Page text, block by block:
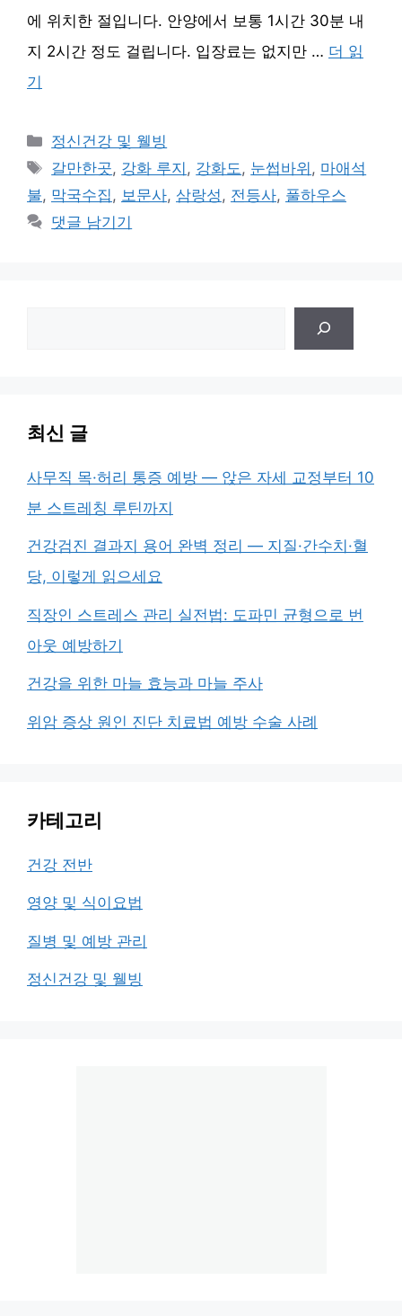
에 위치한 절입니다. 안양에서 보통 1시간 30분 내
지 2시간 정도 걸립니다. 입장료는 없지만 … 더 읽
기
카
테
리
정신건강 및 웰빙
태
그
갈만한곳, 강화 루지 , 강화도 , 눈썹바위 , 마애석
불, 막국수집 , 보문사, 삼랑성 , 전등사, 풀하우스
댓글 남기기
최신 글
사무직 목·허리 통증 예방 — 앉은 자세 교정부터 10
분 스트레칭 루틴까지
건강검진 결과지 용어 완벽 정리 — 지질·간수치·혈
당, 이렇게 읽으세요
직장인 스트레스 관리 실전법: 도파민 균형으로 번
아웃 예방하기
건강을 위한 마늘 효능과 마늘 주사
위암 증상 원인 진단 치료법 예방 수술 사례
카테고리
건강 전반
영양 및 식이요법
질병 및 예방 관리
정신건강 및 웰빙